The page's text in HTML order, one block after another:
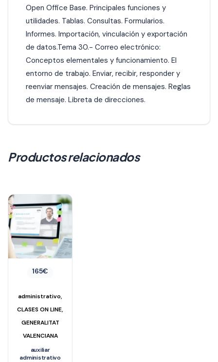
Open Office Base. Principales funciones y
utilidades. Tablas. Consultas. Formularios.
Informes. Importación, vinculación y exportación
de datos.Tema 30.- Correo electrónico:
Conceptos elementales y funcionamiento. El
entorno de trabajo. Enviar, recibir, responder y
reenviar mensajes. Creación de mensajes. Reglas
de mensaje. Libreta de direcciones.
Productos relacionados
165€
administrativo,
CLASES ON LINE,
GENERALITAT
VALENCIANA
auxiliar
administrativo